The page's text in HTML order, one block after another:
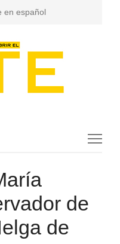
en español
de
de